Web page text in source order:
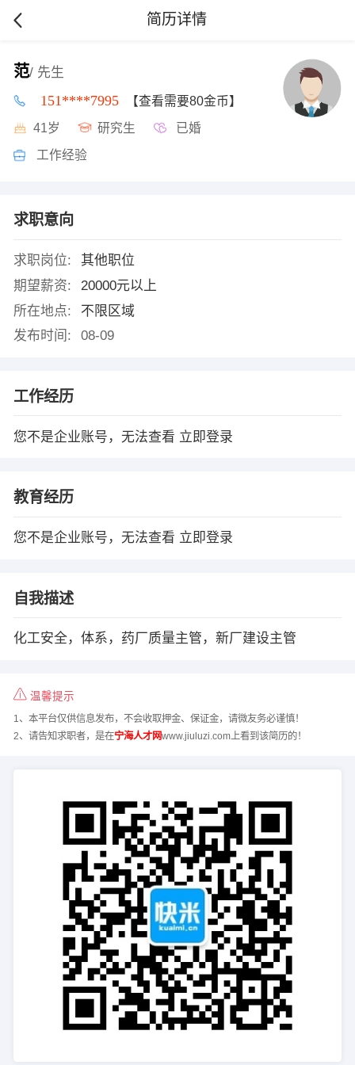
简历详情
范/ 先生
151****7995 【查看需要80金币】
41岁 研究生 已婚
工作经验
求职意向
求职岗位:
其他职位
期望薪资:
20000元以上
所在地点:
不限区域
发布时间:
08-09
工作经历
您不是企业账号，无法查看 立即登录
教育经历
您不是企业账号，无法查看 立即登录
自我描述
化工安全，体系，药厂质量主管，新厂建设主管
温馨提示
1、本平台仅供信息发布，不会收取押金、保证金，请微友务必谨慎！
2、请告知求职者，是在宁海人才网www.jiuluzi.com上看到该简历的！